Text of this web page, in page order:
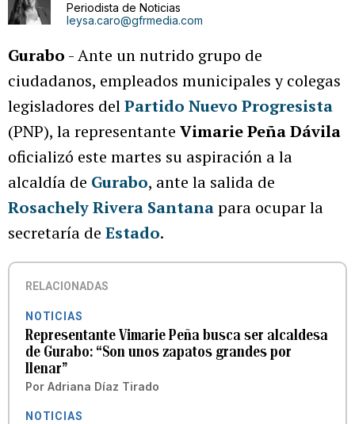
Periodista de Noticias
leysa.caro@gfrmedia.com
Gurabo - Ante un nutrido grupo de
ciudadanos, empleados municipales y colegas
legisladores delPartido Nuevo Progresista
(PNP), la representante Vimarie Peña Dávila
oficializó este martes su aspiración a la
alcaldía de Gurabo, ante la salida de
Rosachely Rivera Santanapara ocupar la
secretaría de Estado.
RELACIONADAS
NOTICIAS
Representante Vimarie Peña busca ser alcaldesa
de Gurabo: “Son unos zapatos grandes por
llenar”
Por Adriana Díaz Tirado
NOTICIAS